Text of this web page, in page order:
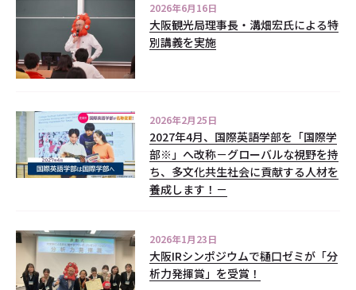
2026年6月16日
大阪観光局理事長・溝畑宏氏による特
別講義を実施
2026年2月25日
2027年4月、国際英語学部を「国際学
部※」へ改称－グローバルな視野を持
ち、多文化共生社会に貢献する人材を
養成します！－
2026年1月23日
大阪IRシンポジウムで樋口ゼミが「分
析力発揮賞」を受賞！